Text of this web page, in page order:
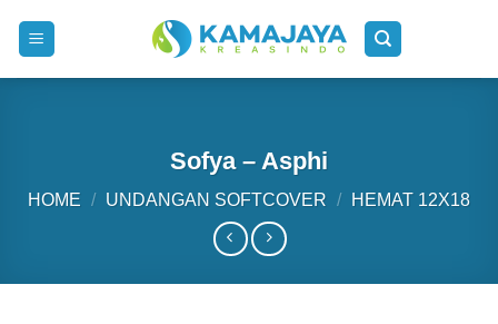
Sofya – Asphi
HOME / UNDANGAN SOFTCOVER / HEMAT 12X18